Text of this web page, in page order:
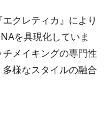
クレティカ』により
を具現化していま
メイキングの専門性
様なスタイルの融合